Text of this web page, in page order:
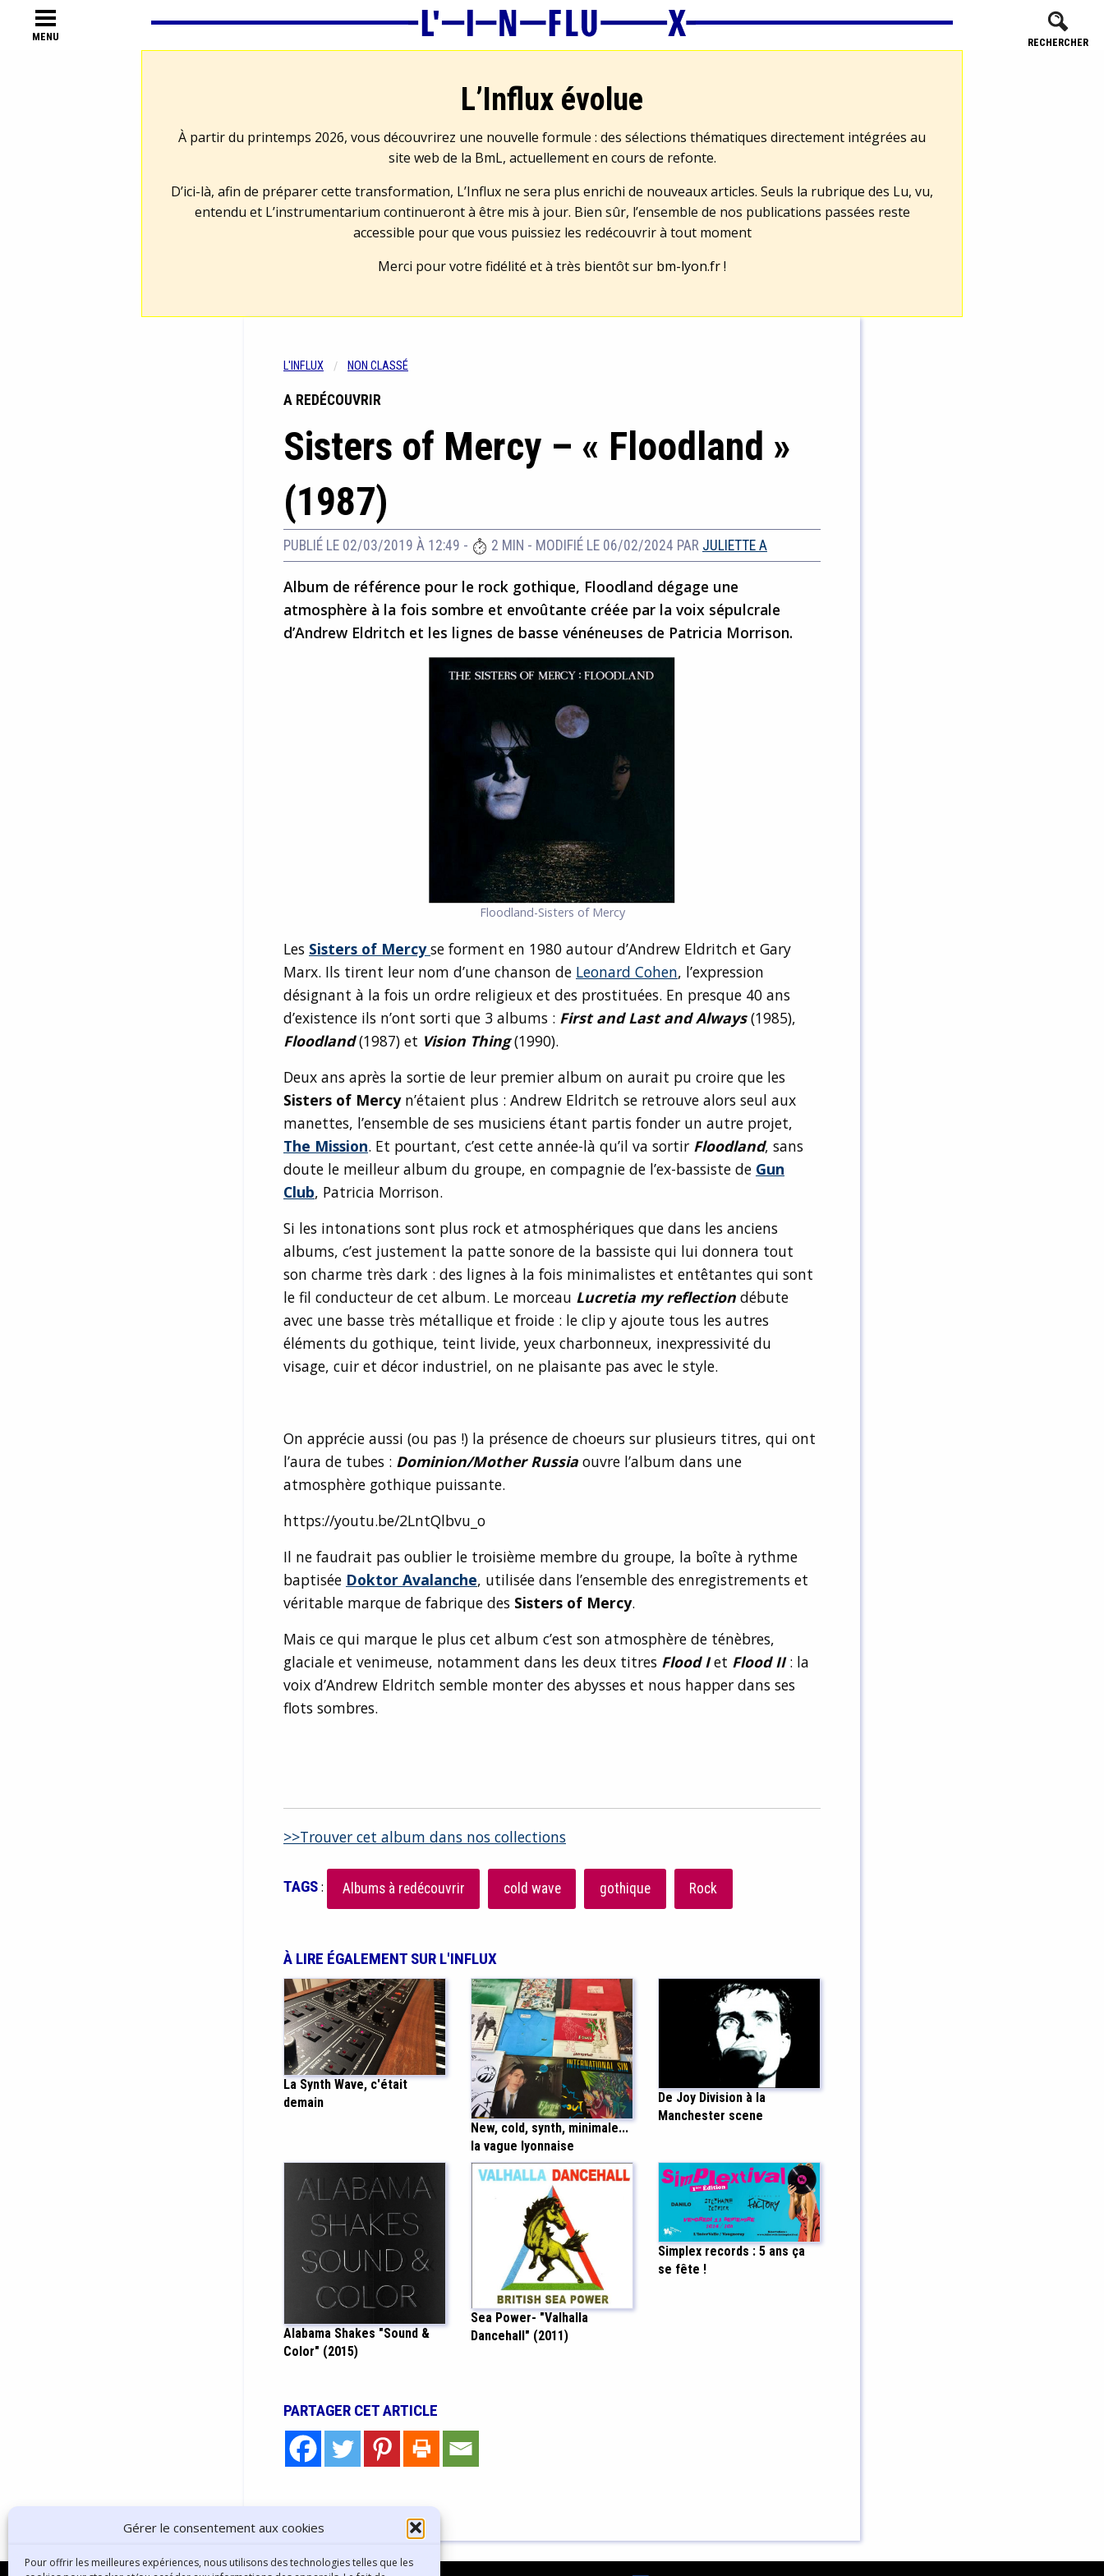
Gérer le consentement aux cookies
Pour offrir les meilleures expériences, nous utilisons des technologies telles que les
MENU RECHERCHER
L’Influx évolue
À partir du printemps 2026, vous découvrirez une nouvelle formule : des sélections thématiques directement intégrées au
site web de la BmL, actuellement en cours de refonte.
D’ici-là, afin de préparer cette transformation, L’Influx ne sera plus enrichi de nouveaux articles. Seuls la rubrique des Lu, vu,
entendu et L’instrumentarium continueront à être mis à jour. Bien sûr, l’ensemble de nos publications passées reste
accessible pour que vous puissiez les redécouvrir à tout moment
Merci pour votre fidélité et à très bientôt sur bm-lyon.fr!
L'INFLUX NON CLASSÉ
A REDÉCOUVRIR
Sisters of Mercy – « Floodland »
(1987)
PUBLIÉ LE 02/03/2019 À 12:49 - 2 MIN - MODIFIÉ LE 06/02/2024 PAR JULIETTE A
Album de référence pour le rock gothique, Floodland dégage une
atmosphère à la fois sombre et envoûtante créée par la voix sépulcrale
d’Andrew Eldritch et les lignes de basse vénéneuses de Patricia Morrison.
Floodland-Sisters of Mercy
Les Sisters of Mercy se forment en 1980 autour d’Andrew Eldritch et Gary
Marx. Ils tirent leur nom d’une chanson de Leonard Cohen, l’expression
désignant à la fois un ordre religieux et des prostituées. En presque 40 ans
d’existence ils n’ont sorti que 3 albums : First and Last and Always(1985),
Floodland(1987) et Vision Thing(1990).
Deux ans après la sortie de leur premier album on aurait pu croire que les
Sisters of Mercyn’étaient plus : Andrew Eldritch se retrouve alors seul aux
manettes, l’ensemble de ses musiciens étant partis fonder un autre projet,
The Mission. Et pourtant, c’est cette année-là qu’il va sortir Floodland, sans
doute le meilleur album du groupe, en compagnie de l’ex-bassiste de Gun
Club, Patricia Morrison.
Si les intonations sont plus rock et atmosphériques que dans les anciens
albums, c’est justement la patte sonore de la bassiste qui lui donnera tout
son charme très dark : des lignes à la fois minimalistes et entêtantes qui sont
le fil conducteur de cet album. Le morceau Lucretia my reflection débute
avec une basse très métallique et froide : le clip y ajoute tous les autres
éléments du gothique, teint livide, yeux charbonneux, inexpressivité du
visage, cuir et décor industriel, on ne plaisante pas avec le style.
On apprécie aussi (ou pas !) la présence de choeurs sur plusieurs titres, qui ont
l’aura de tubes : Dominion/Mother Russia ouvre l’album dans une
atmosphère gothique puissante.
https://youtu.be/2LntQlbvu_o
Il ne faudrait pas oublier le troisième membre du groupe, la boîte à rythme
baptisée Doktor Avalanche, utilisée dans l’ensemble des enregistrements et
véritable marque de fabrique des Sisters of Mercy.
Mais ce qui marque le plus cet album c’est son atmosphère de ténèbres,
glaciale et venimeuse, notamment dans les deux titres Flood I et Flood II: la
voix d’Andrew Eldritch semble monter des abysses et nous happer dans ses
flots sombres.
>>Trouver cet album dans nos collections
TAGS: Albums à redécouvrir cold wave gothique Rock
À LIRE ÉGALEMENT SUR L'INFLUX
La Synth Wave, c'était
demain
New, cold, synth, minimale...
la vague lyonnaise
De Joy Division à la
Manchester scene
Alabama Shakes "Sound &
Color" (2015)
Sea Power- "Valhalla
Dancehall" (2011)
Simplex records : 5 ans ça
se fête !
PARTAGER CET ARTICLE